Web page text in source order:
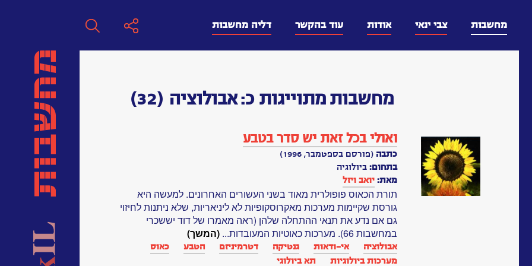
מחשבות צבי ינאי אודות עוד בהקשר דליה מחשבות
מחשבות מתוייגות כ:אבולוציה (32)
ואולי בכל זאת יש סדר בטבע
כתבה (פורסם בספטמבר, 1996)
בתחום: ביולוגיה
מאת: יואב ויזל
תורת הכאוס פופולרית מאוד בשני העשורים האחרונים. למעשה היא
גורסת שקיימות מערכות מאקרוסקופיות לא ליניאריות, שלא ניתנות לחיזוי
גם אם נדע את תנאי ההתחלה שלהן (ראה מאמרו של דוד יששכרי
במחשבות 66). מערכות כאוטיות המעובדות...
(המשך)
אבולוציה אי-ודאות גנטיקה‏ דטרמיניזם הטבע
כאוס
מערכות ביולוגיות‏
תא ביולוגי